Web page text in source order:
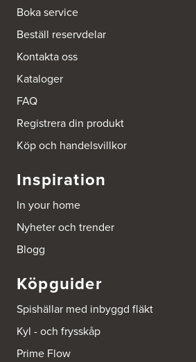
Boka service
Beställ reservdelar
Kontakta oss
Kataloger
FAQ
Registrera din produkt
Köp och handelsvillkor
Inspiration
In your home
Nyheter och trender
Blogg
Köpguider
Spishällar med inbyggd fläkt
Kyl - och frysskåp
Prime Flow